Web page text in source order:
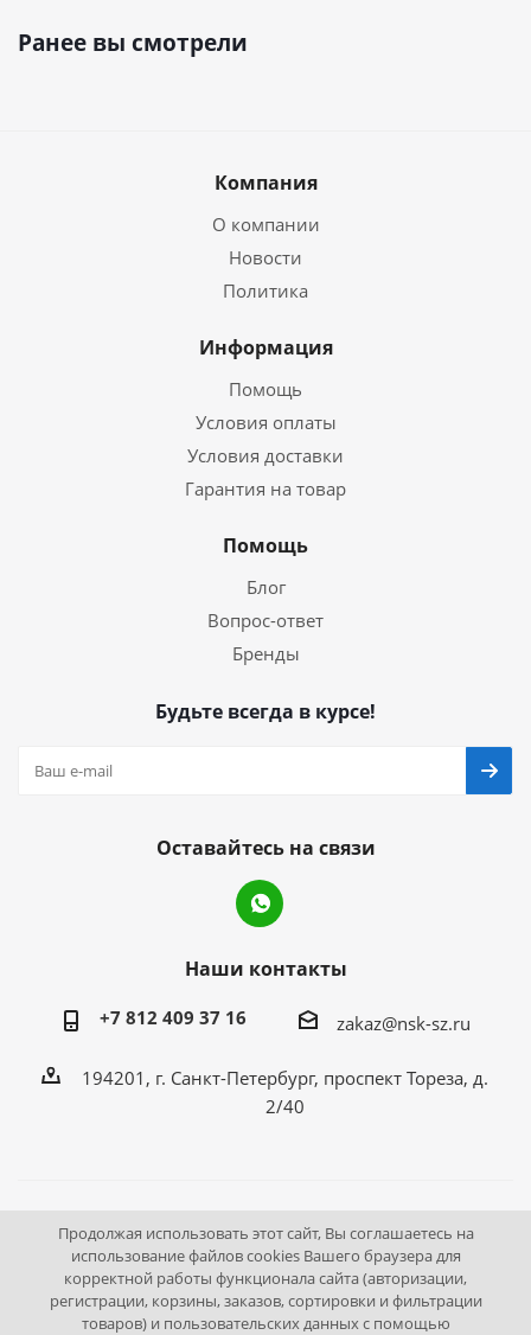
Ранее вы смотрели
Компания
О компании
Новости
Политика
Информация
Помощь
Условия оплаты
Условия доставки
Гарантия на товар
Помощь
Блог
Вопрос-ответ
Бренды
Будьте всегда в курсе!
Оставайтесь на связи
Наши контакты
+7 812 409 37 16 zakaz@nsk-sz.ru
194201, г. Санкт-Петербург, проспект Тореза, д.
2/40
2026 © Все права защищены «НСК Северо-Запад».
Инструмент и оборудование для станций технического
осмотра.
Выгодные цены. Доставка по России.
Продолжая использовать этот сайт, Вы соглашаетесь на
использование файлов cookies Вашего браузера для
корректной работы функционала сайта (авторизации,
регистрации, корзины, заказов, сортировки и фильтрации
товаров) и пользовательских данных с помощью